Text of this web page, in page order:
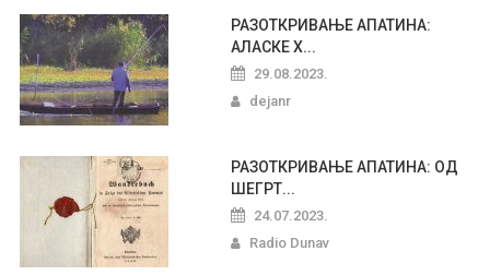
РАЗОТКРИВАЊЕ АПАТИНА:
АЛАСКЕ Х...
29.08.2023.
dejanr
РАЗОТКРИВАЊЕ АПАТИНА: ОД
ШЕГРТ...
24.07.2023.
Radio Dunav